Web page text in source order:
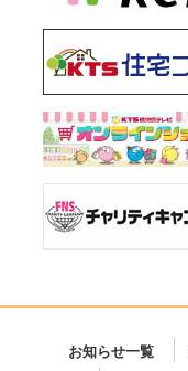
お知らせ一覧